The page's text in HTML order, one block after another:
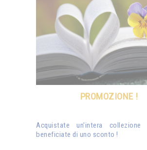
PROMOZIONE !
Acquistate un'intera
beneficiate di uno sconto !